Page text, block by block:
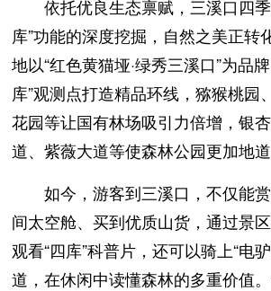
依托优良生态禀赋，三溪口四
库”功能的深度挖掘，自然之美正转
地以“红色黄猫垭·绿秀三溪口”为品
库”观测点打造精品环线，猕猴桃园
花园等让国有林场吸引力倍增，银
道、紫薇大道等使森林公园更加地
如今，游客到三溪口，不仅能
间太空舱、买到优质山货，通过景
观看“四库”科普片，还可以骑上“电
道，在休闲中读懂森林的多重价值